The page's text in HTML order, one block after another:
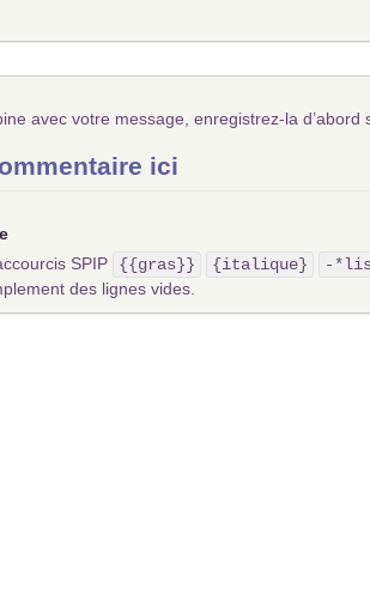
avec votre message, enregistrez-la d’abord
ici
SPIP
{{gras}} {italique} -
des lignes vides.